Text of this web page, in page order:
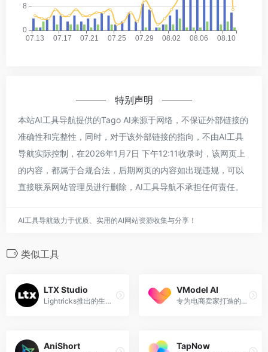
特别声明
本站AI工具导航提供的Tago AI来源于网络，不保证外部链接的
准确性和完整性，同时，对于该外部链接的指向，不由AI工具
导航实际控制，在2026年1月7日 下午12:11收录时，该网页上
的内容，都属于合规合法，后期网页的内容如出现违规，可以
直接联系网站管理员进行删除，AI工具导航不承担任何责任。
AI工具导航致力于优质、实用的AI网站资源收集与分享！
类似工具
LTX Studio
Lightricks推出的生成式AI视频制作平台，可以根据用户输入的文本生成超过25秒的微电影视频，
VModel AI
专为电商卖家打造的AI模特商拍工具
AniShort TapNow